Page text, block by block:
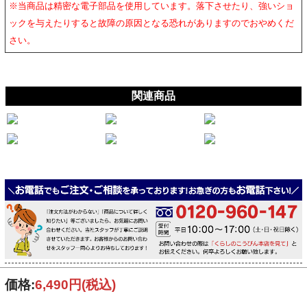
※当商品は精密な電子部品を使用しています。落下させたり、強いショ
ックを与えたりすると故障の原因となる恐れがありますのでおやめくだ
さい。
関連商品
価格:6,490円(税込)